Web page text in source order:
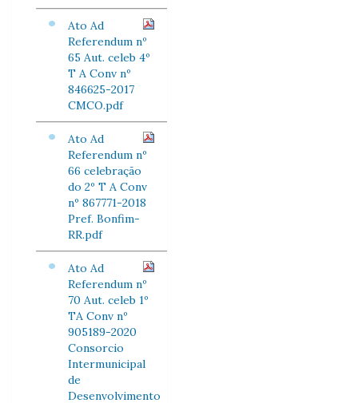
Ato Ad
Referendum nº
65 Aut. celeb 4º
T A Conv nº
846625-2017
CMCO.pdf
Ato Ad
Referendum nº
66 celebração
do 2º T A Conv
nº 867771-2018
Pref. Bonfim-
RR.pdf
Ato Ad
Referendum nº
70 Aut. celeb 1º
TA Conv nº
905189-2020
Consorcio
Intermunicipal
de
Desenvolvimento